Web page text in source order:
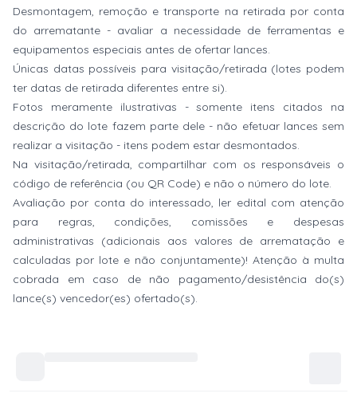
Desmontagem, remoção e transporte na retirada por conta
do arrematante - avaliar a necessidade de ferramentas e
equipamentos especiais antes de ofertar lances.
Únicas datas possíveis para visitação/retirada (lotes podem
ter datas de retirada diferentes entre si).
Fotos meramente ilustrativas - somente itens citados na
descrição do lote fazem parte dele - não efetuar lances sem
realizar a visitação - itens podem estar desmontados.
Na visitação/retirada, compartilhar com os responsáveis o
código de referência (ou QR Code) e não o número do lote.
Avaliação por conta do interessado, ler edital com atenção
para regras, condições, comissões e despesas
administrativas (adicionais aos valores de arrematação e
calculadas por lote e não conjuntamente)! Atenção à multa
cobrada em caso de não pagamento/desistência do(s)
lance(s) vencedor(es) ofertado(s).